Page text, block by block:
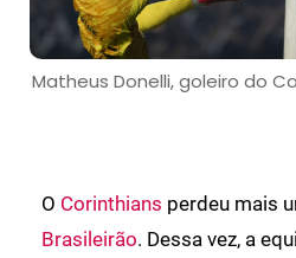
Matheus Donelli, goleiro do
O Corinthians perdeu mais
Brasileirão. Dessa vez, a